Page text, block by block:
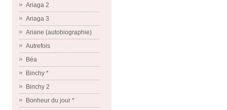
Ariaga 2
Ariaga 3
Ariane (autobiographie)
Autrefois
Béa
Binchy *
Binchy 2
Bonheur du jour *